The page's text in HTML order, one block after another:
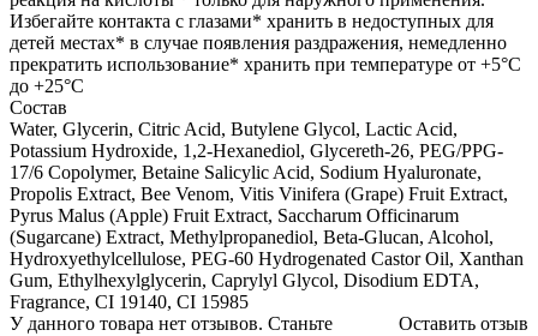
Избегайте контакта с глазами* хранить в недоступных для
детей местах* в случае появления раздражения, немедленно
прекратить использование* хранить при температуре от +5°С
до +25°С
Состав
Water, Glycerin, Citric Acid, Butylene Glycol, Lactic Acid,
Potassium Hydroxide, 1,2-Hexanediol, Glycereth-26, PEG/PPG-
17/6 Copolymer, Betaine Salicylic Acid, Sodium Hyaluronate,
Propolis Extract, Bee Venom, Vitis Vinifera (Grape) Fruit Extract,
Pyrus Malus (Apple) Fruit Extract, Saccharum Officinarum
(Sugarcane) Extract, Methylpropanediol, Beta-Glucan, Alcohol,
Hydroxyethylcellulose, PEG-60 Hydrogenated Castor Oil, Xanthan
Gum, Ethylhexylglycerin, Caprylyl Glycol, Disodium EDTA,
Fragrance, CI 19140, CI 15985
Оставить отзыв
У данного товара нет отзывов. Станьте